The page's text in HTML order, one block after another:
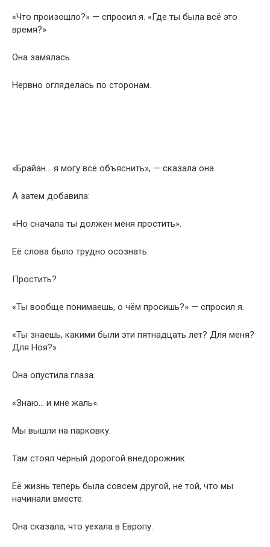
«Что произошло?» — спросил я. «Где ты была всё это
время?»
Она замялась.
Нервно огляделась по сторонам.
«Брайан… я могу всё объяснить», — сказала она.
А затем добавила:
«Но сначала ты должен меня простить».
Её слова было трудно осознать.
Простить?
«Ты вообще понимаешь, о чём просишь?» — спросил я.
«Ты знаешь, какими были эти пятнадцать лет? Для меня?
Для Ноя?»
Она опустила глаза.
«Знаю… и мне жаль».
Мы вышли на парковку.
Там стоял чёрный дорогой внедорожник.
Её жизнь теперь была совсем другой, не той, что мы
начинали вместе.
Она сказала, что уехала в Европу.